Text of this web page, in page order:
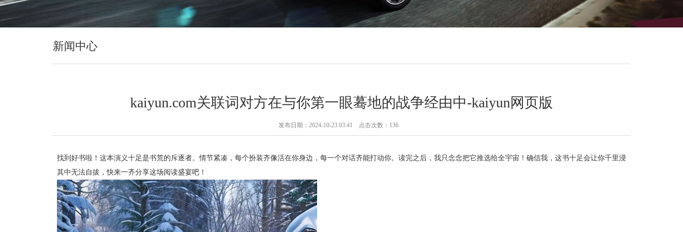
新闻中心
kaiyun.com关联词对方在与你第一眼蓦地的战争经由中-kaiyun网页版
发布日期：2024-10-23 03:41 点击次数：136
找到好书啦！这本演义十足是书荒的斥逐者。情节紧凑，每个扮装齐像活在你身边，每一个对话齐能打动你。读完之后，我只念念把它推选给全宇宙！确信我，这书十足会让你千里浸
其中无法自拔，快来一齐分享这场阅读盛宴吧！